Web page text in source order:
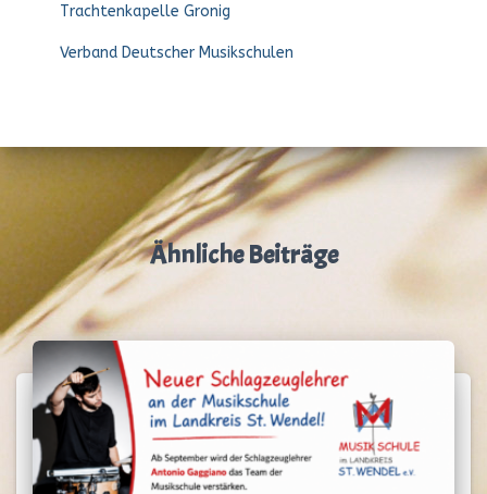
Trachtenkapelle Gronig
Verband Deutscher Musikschulen
Ähnliche Beiträge